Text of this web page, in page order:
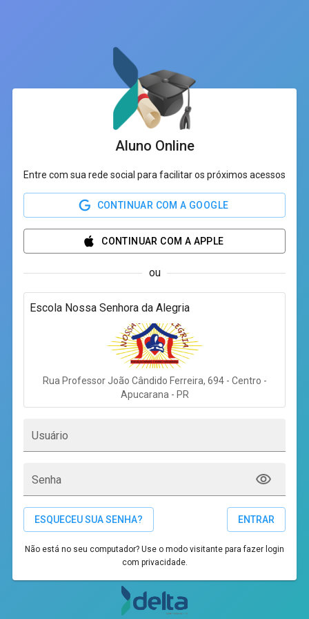
Aluno Online
Entre com sua rede social para facilitar os próximos acessos
CONTINUAR COM A GOOGLE
CONTINUAR COM A APPLE
ou
Escola Nossa Senhora da Alegria
Rua Professor João Cândido Ferreira, 694 - Centro -
Apucarana - PR
Usuário
Senha
ESQUECEU SUA SENHA? ENTRAR
Não está no seu computador? Use o modo visitante para fazer login
com privacidade.